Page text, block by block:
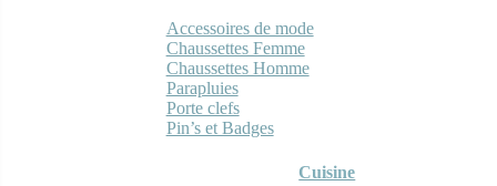
Accessoires de mode
Chaussettes Femme
Chaussettes Homme
Parapluies
Porte clefs
Pin’s et Badges
Cuisine